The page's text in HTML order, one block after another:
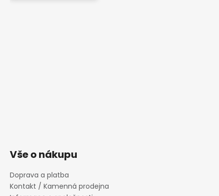
Vše o nákupu
Doprava a platba
Kontakt / Kamenná prodejna